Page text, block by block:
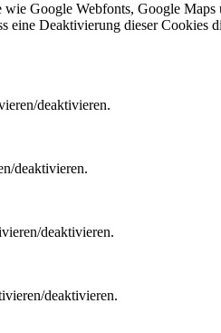
Google Webfonts, Google
eine Deaktivierung dieser
deaktivieren.
deaktivieren.
deaktivieren.
deaktivieren.